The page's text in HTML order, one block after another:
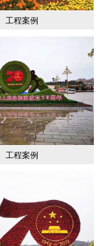
工程案例
工程案例